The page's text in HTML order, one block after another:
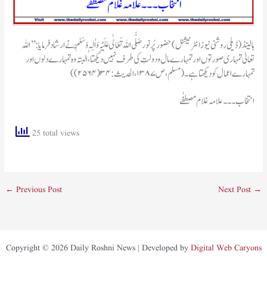
ہالینڈ(ڈیلی روشنی نیوز انٹرنیشنل) حضور پُر نور صَلَّی اللہ تَعَالٰی عَلَیْہِ وَاٰلِہٖ وَسَلَّمَ نے ارشاد فرمایا: ’’اللہ
تعالیٰ تمہاری صورتوں اور تمہارے مال ودولت کی طرف نہیں دیکھتا ، البتہ وہ تمہارے دلوں اور
تمہارے اعمال کو دیکھتا ہے ۔( مسلم، ص۱۳۸۷، الحدیث: ۳۴(۲۵۶۴))
انتخاب۔۔۔ علامہ غلام مصطفٰے
25 total views
← Previous Post Next Post →
Copyright © 2026 Daily Roshni News | Developed by Digital Web Caryons